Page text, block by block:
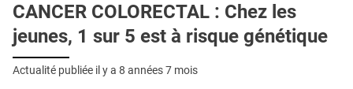
E-REVUE SAD
liste
CANCER COLORECTAL : Chez les
jeunes, 1 sur 5 est à risque génétique
Actualité publiée il y a 8 années 7 mois